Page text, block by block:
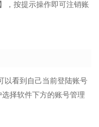
，按提示操作即可注销账
以看到自己当前登陆账号
择软件下方的账号管理